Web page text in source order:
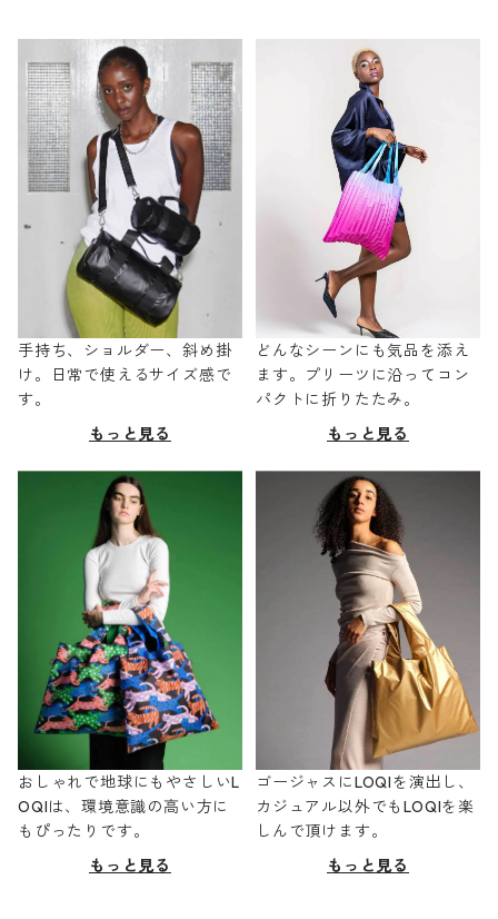
手持ち、ショルダー、斜め掛
け。日常で使えるサイズ感で
す。
もっと見る
どんなシーンにも気品を添え
ます。プリーツに沿ってコン
パクトに折りたたみ。
もっと見る
おしゃれで地球にもやさしいL
OQIは、環境意識の高い方に
もぴったりです。
もっと見る
ゴージャスにLOQIを演出し、
カジュアル以外でもLOQIを楽
しんで頂けます。
もっと見る